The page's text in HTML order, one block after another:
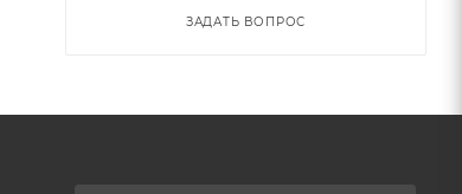
ЗАДАТЬ ВОПРОС